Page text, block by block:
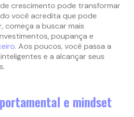
crescimento pode transformar
você acredita que pode
começa a buscar mais
poupança e
. Aos poucos, você passa a
e a alcançar seus
e mindset